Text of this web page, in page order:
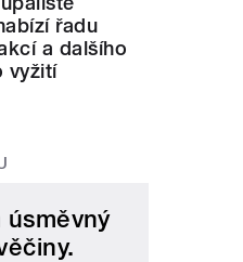
řadu
a dalšího
vyžití
úsměvný